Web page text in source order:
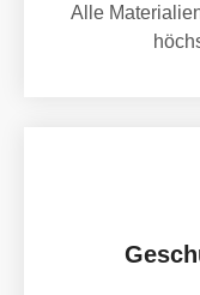
Alle